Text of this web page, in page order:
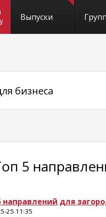
Выпуски
бизнеса
5
направлений для
25 11:35